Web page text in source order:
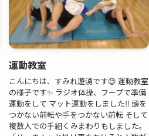
運動教室
こんにちは、すみれ遊湧です😊 運動教室
の様子です✨ ラジオ体操、フープで準備
運動をして マット運動をしました‼️ 頭を
つかない前転や手をつかない前転 そして
複数人での手組くみまわりもしました。